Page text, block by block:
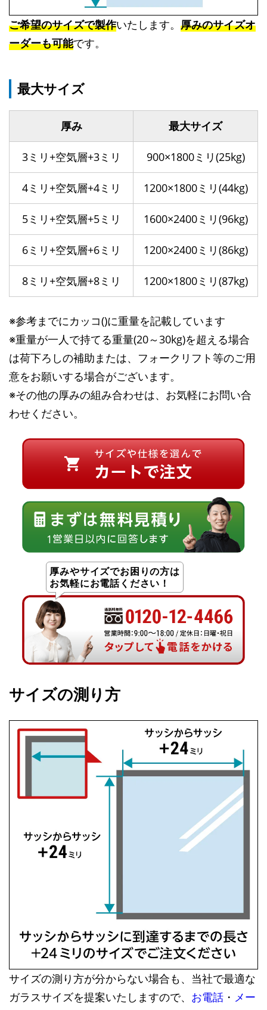
ご希望のサイズで製作いたします。 厚みのサイズオ
ーダーも可能です。
最大サイズ
厚み 最大サイズ
3ミリ+空気層+3ミリ 900×1800ミリ(25kg)
4ミリ+空気層+4ミリ 1200×1800ミリ(44kg)
5ミリ+空気層+5ミリ 1600×2400ミリ(96kg)
6ミリ+空気層+6ミリ 1200×2400ミリ(86kg)
8ミリ+空気層+8ミリ 1200×1800ミリ(87kg)
※参考までにカッコ()に重量を記載しています
※重量が一人で持てる重量(20～30kg)を超える場合
は荷下ろしの補助または、フォークリフト等のご用
意をお願いする場合がございます。
※その他の厚みの組み合わせは、お気軽にお問い合
わせください。
厚みやサイズでお困りの方は
お気軽にお電話ください！
サイズの測り方
サイズの測り方が分からない場合も、当社で最適な
ガラスサイズを提案いたしますので、 お電話 ・ メー